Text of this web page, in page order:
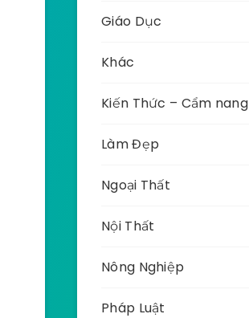
Giáo Dục
Khác
Kiến Thức – Cẩm nang
Làm Đẹp
Ngoại Thất
Nội Thất
Nông Nghiệp
Pháp Luật